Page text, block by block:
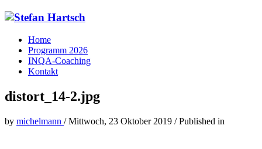
Home
Programm 2026
INQA-Coaching
Kontakt
distort_14-2.jpg
by michelmann /Mittwoch, 23 Oktober 2019 /Published in